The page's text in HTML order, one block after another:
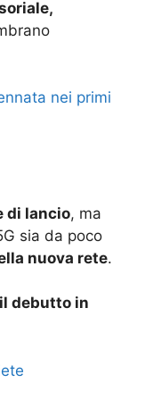
nei primi
di lancio, ma
sia da poco
nuova rete.
debutto in